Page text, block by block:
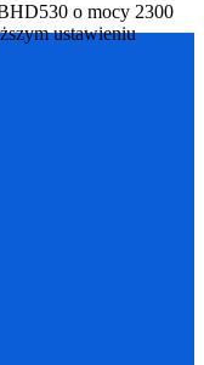
o mocy 2300
ustawieniu